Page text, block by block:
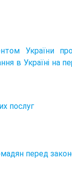
України
в Україні на
послуг
перед